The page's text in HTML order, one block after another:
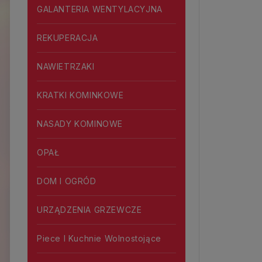
GALANTERIA WENTYLACYJNA
REKUPERACJA
NAWIETRZAKI
KRATKI KOMINKOWE
NASADY KOMINOWE
OPAŁ
DOM I OGRÓD
URZĄDZENIA GRZEWCZE
Piece I Kuchnie Wolnostojące